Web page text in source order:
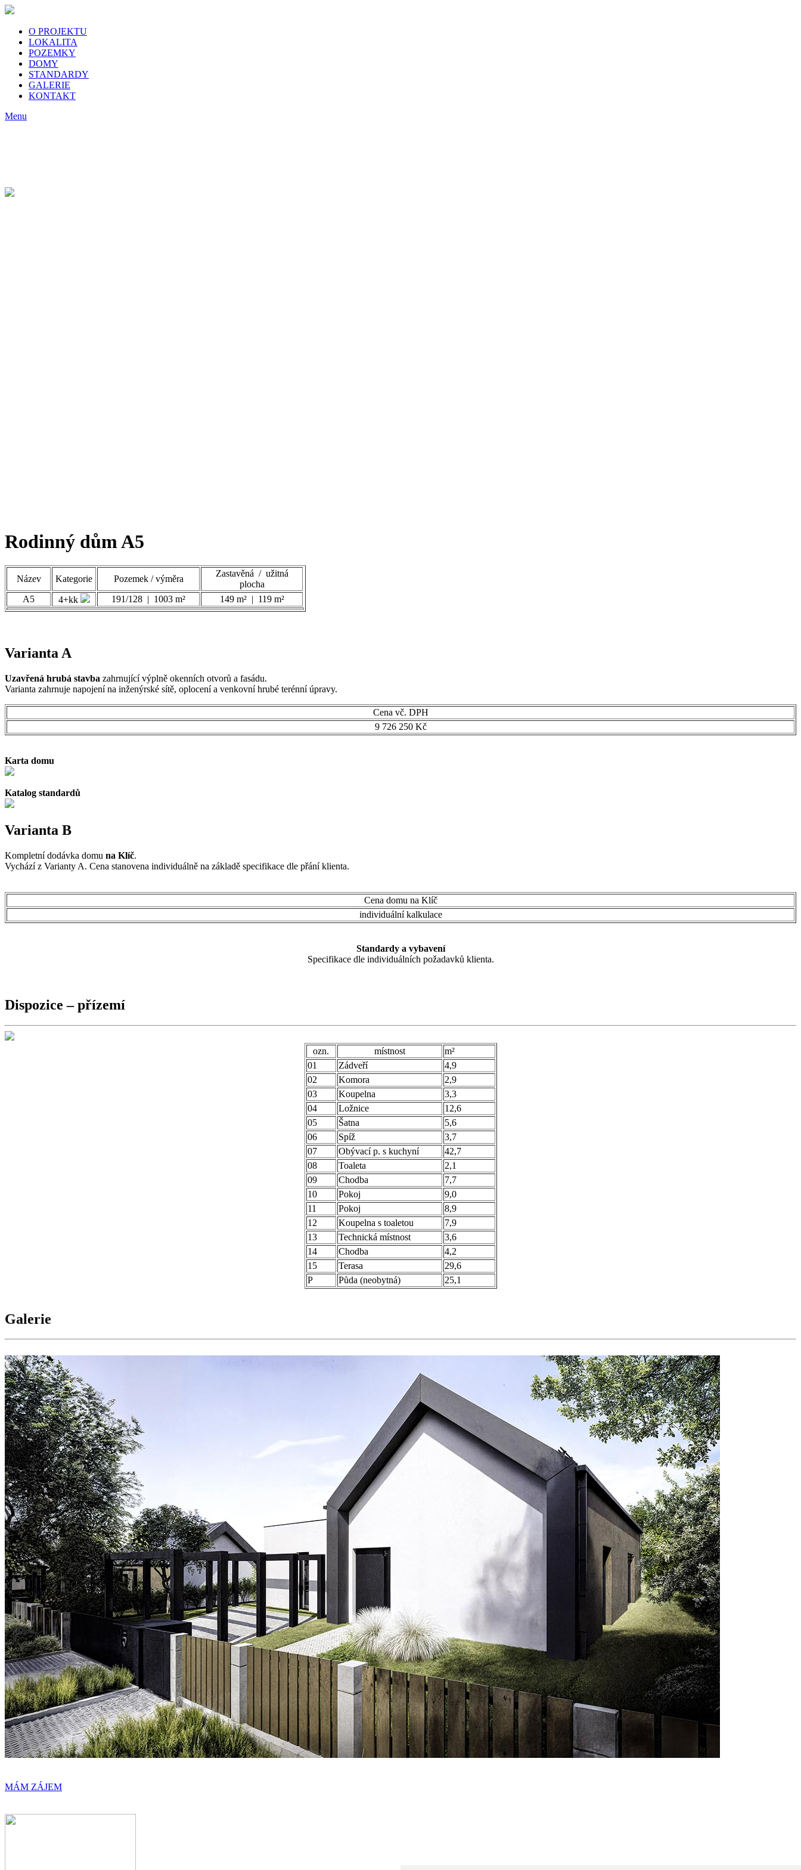
O PROJEKTU
LOKALITA
POZEMKY
DOMY
STANDARDY
GALERIE
KONTAKT
Menu
Rodinný dům A5
Název Kategorie Pozemek / výměra
Zastavěná / užitná
plocha
A5
4+kk 191/128 | 1003 m² 149 m² | 119 m²
Varianta A
Uzavřená hrubá stavba zahrnující výplně okenních otvorů a fasádu.
Varianta zahrnuje napojení na inženýrské sítě, oplocení a venkovní hrubé terénní úpravy.
Cena vč. DPH
9 726 250 Kč
Karta domu
Katalog standardů
Varianta B
Kompletní dodávka domu na Klíč.
Vychází z Varianty A. Cena stanovena individuálně na základě specifikace dle přání klienta.
Cena domu na Klíč
individuální kalkulace
Standardy a vybavení
Specifikace dle individuálních požadavků klienta.
Dispozice – přízemí
ozn. místnost m²
01
Zádveří
4,9
02
Komora
2,9
03
Koupelna
3,3
04
Ložnice
12,6
05
Šatna
5,6
06
Spíž
3,7
07
Obývací p. s kuchyní
42,7
08
Toaleta
2,1
09
Chodba
7,7
10
Pokoj
9,0
11
Pokoj
8,9
12
Koupelna s toaletou
7,9
13
Technická místnost
3,6
14
Chodba
4,2
15
Terasa
29,6
P
Půda (neobytná) 25,1
Galerie
MÁM ZÁJEM